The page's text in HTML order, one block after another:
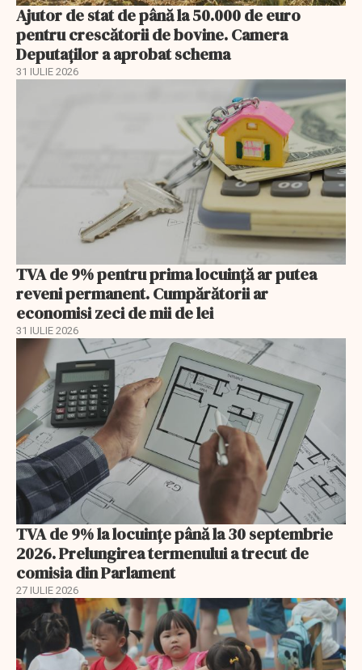
Ajutor de stat de până la 50.000 de euro
pentru crescătorii de bovine. Camera
Deputaților a aprobat schema
31 IULIE 2026
TVA de 9% pentru prima locuință ar putea
reveni permanent. Cumpărătorii ar
economisi zeci de mii de lei
31 IULIE 2026
TVA de 9% la locuințe până la 30 septembrie
2026. Prelungirea termenului a trecut de
comisia din Parlament
27 IULIE 2026